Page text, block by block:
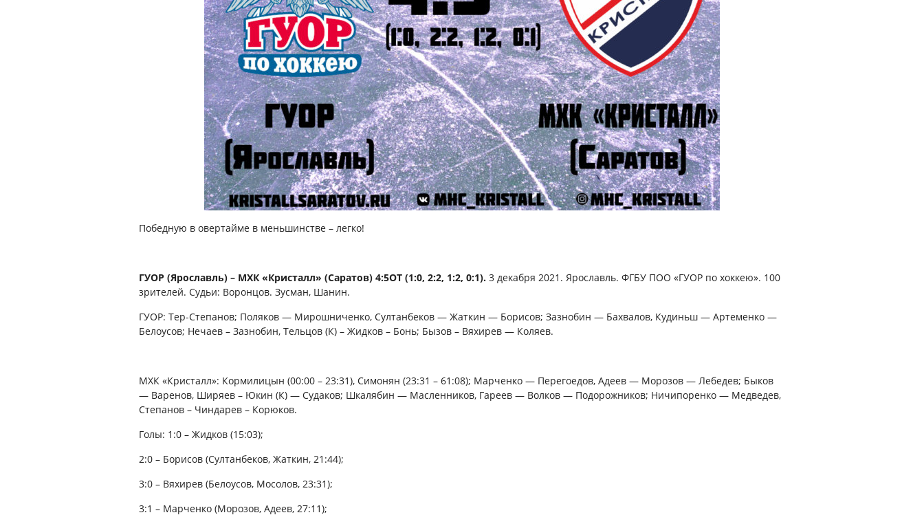
Победную в овертайме в меньшинстве – легко!
ГУОР (Ярославль) – МХК «Кристалл» (Саратов) 4:5ОТ (1:0, 2:2, 1:2, 0:1).3 декабря 2021. Ярославль. ФГБУ ПОО «ГУОР по хоккею». 100
зрителей. Судьи: Воронцов. Зусман, Шанин.
ГУОР: Тер-Степанов; Поляков — Мирошниченко, Султанбеков — Жаткин — Борисов; Зазнобин — Бахвалов, Кудиньш — Артеменко —
Белоусов; Нечаев – Зазнобин, Тельцов (К) – Жидков – Бонь; Бызов – Вяхирев — Коляев.
МХК «Кристалл»: Кормилицын (00:00 – 23:31), Симонян (23:31 – 61:08); Марченко — Перегоедов, Адеев — Морозов — Лебедев; Быков
— Варенов, Ширяев – Юкин (К) — Судаков; Шкалябин — Масленников, Гареев — Волков — Подорожников; Ничипоренко — Медведев,
Степанов – Чиндарев – Корюков.
Голы: 1:0 – Жидков (15:03);
2:0 – Борисов (Султанбеков, Жаткин, 21:44);
3:0 – Вяхирев (Белоусов, Мосолов, 23:31);
3:1 – Марченко (Морозов, Адеев, 27:11);